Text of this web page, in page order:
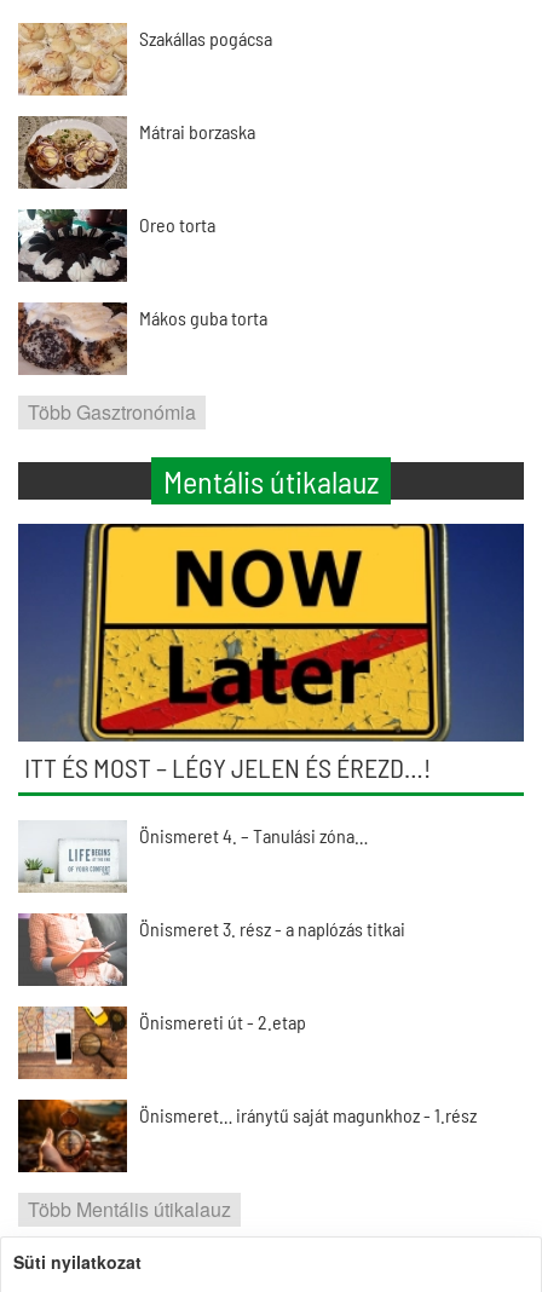
Szakállas pogácsa
Mátrai borzaska
Oreo torta
Mákos guba torta
Több Gasztronómia
Mentális útikalauz
ITT ÉS MOST – LÉGY JELEN ÉS ÉREZD…!
Önismeret 4. – Tanulási zóna…
Önismeret 3. rész - a naplózás titkai
Önismereti út - 2.etap
Önismeret… iránytű saját magunkhoz - 1.rész
Több Mentális útikalauz
Süti nyilatkozat